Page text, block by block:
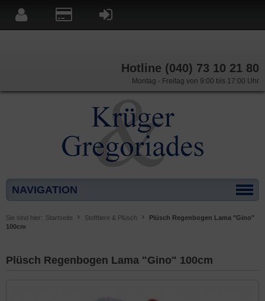
Hotline (040) 73 10 21 80
Montag - Freitag von 9:00 bis 17:00 Uhr
NAVIGATION
Sie sind hier: Startseite Stofftiere & Plüsch
Plüsch Regenbogen Lama "Gino"
100cm
Plüsch Regenbogen Lama "Gino" 100cm